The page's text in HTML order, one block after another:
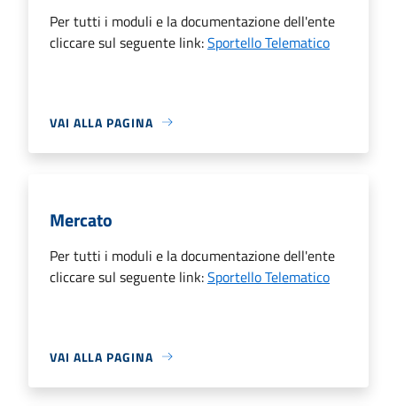
Per tutti i moduli e la documentazione dell'ente
cliccare sul seguente link:Sportello Telematico
VAI ALLA PAGINA
Mercato
Per tutti i moduli e la documentazione dell'ente
cliccare sul seguente link:Sportello Telematico
VAI ALLA PAGINA